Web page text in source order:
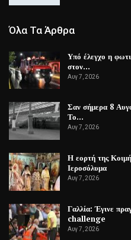
Όλα Τα Άρθρα
Υπό έλεγχο η
στον…
Αυγ 7, 2026
Σαν σήμερα 8
Το…
Αυγ 7, 2026
Η εορτή της
Ιεροσόλυμα
Αυγ 7, 2026
Γαλλία: Έγινε
challenge
Αυγ 7, 2026